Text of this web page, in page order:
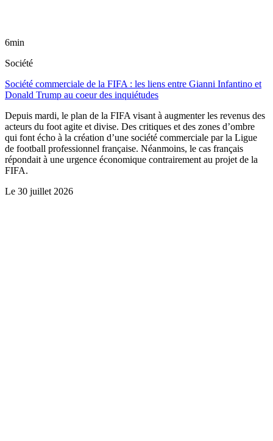
6min
Société
Société commerciale de la FIFA : les liens entre Gianni Infantino et
Donald Trump au coeur des inquiétudes
Depuis mardi, le plan de la FIFA visant à augmenter les revenus des
acteurs du foot agite et divise. Des critiques et des zones d’ombre
qui font écho à la création d’une société commerciale par la Ligue
de football professionnel française. Néanmoins, le cas français
répondait à une urgence économique contrairement au projet de la
FIFA.
Le 30 juillet 2026